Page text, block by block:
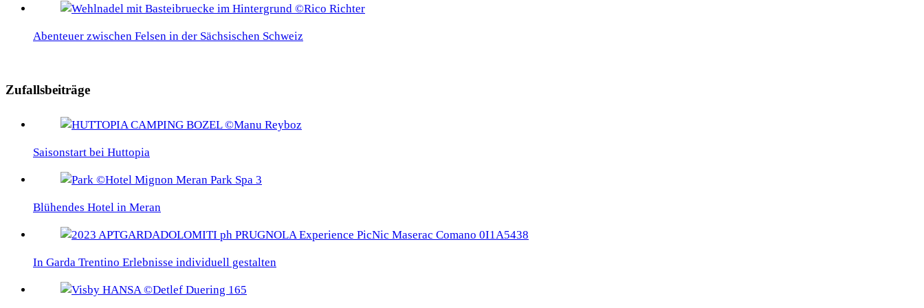
Abenteuer zwischen Felsen in der Sächsischen Schweiz
Zufallsbeiträge
Saisonstart bei Huttopia
Blühendes Hotel in Meran
In Garda Trentino Erlebnisse individuell gestalten